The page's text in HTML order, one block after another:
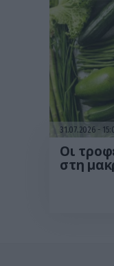
31.07.2026
Οι
στη